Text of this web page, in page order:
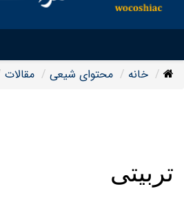
خانه محتوای شیعی مقالات
تربیتی